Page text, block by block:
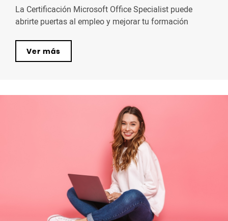
La Certificación Microsoft Office Specialist puede
abrirte puertas al empleo y mejorar tu formación
Ver más